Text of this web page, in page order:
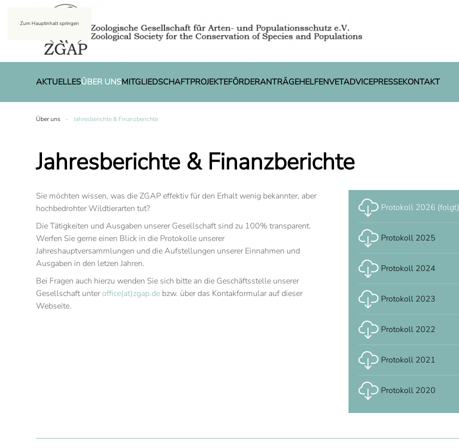
Zum Hauptinhalt springen
AKTUELLESÜBER UNSMITGLIEDSCHAFTPROJEKTEFÖRDERANTRÄGEHELFENVETADVICEPRESSEKONTAKT
Über uns Jahresberichte & Finanzberichte
Jahresberichte & Finanzberichte
Sie möchten wissen, was die ZGAP effektiv für den Erhalt wenig bekannter, aber
hochbedrohter Wildtierarten tut?
Die Tätigkeiten und Ausgaben unserer Gesellschaft sind zu 100% transparent.
Werfen Sie gerne einen Blick in die Protokolle unserer
Jahreshauptversammlungen und die Aufstellungen unserer Einnahmen und
Ausgaben in den letzen Jahren.
Bei Fragen auch hierzu wenden Sie sich bitte an die Geschäftsstelle unserer
Gesellschaft unteroffice(at)zgap.de bzw. über das Kontakformular auf dieser
Webseite.
Protokoll 2026 (folgt)
Protokoll 2025
Protokoll 2024
Protokoll 2023
Protokoll 2022
Protokoll 2021
Protokoll 2020